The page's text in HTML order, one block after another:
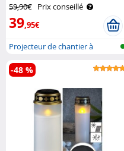
59,90€ Prix conseillé
39,95€
Projecteur de chantier à
batterie a..
-48 %